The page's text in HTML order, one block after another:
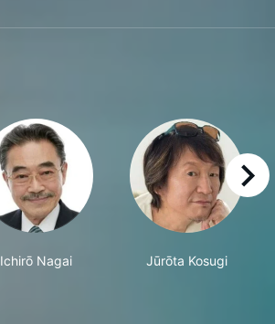
Ichirō Nagai Jūrōta Kosugi
right